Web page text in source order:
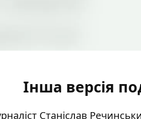
Інша версія
Станіслав